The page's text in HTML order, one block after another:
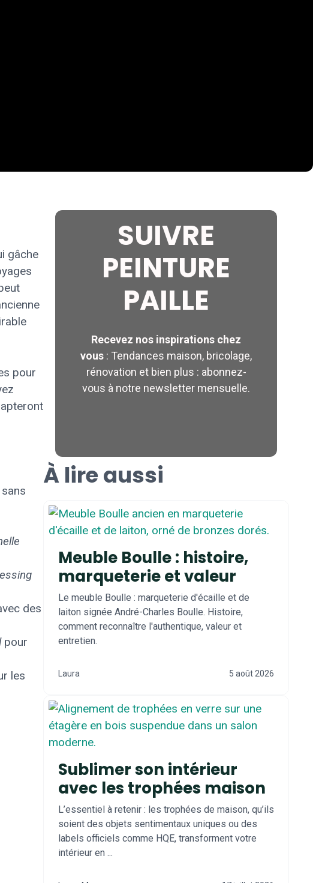
gâche
pour
sans
des
pour
les
SUIVRE
PEINTURE
PAILLE
Recevez nos inspirations chez
vous : Tendances maison, bricolage,
rénovation et bien plus : abonnez-
vous à notre newsletter mensuelle.
À lire aussi
Meuble Boulle : histoire,
marqueterie et valeur
Le meuble Boulle : marqueterie d'écaille et de
laiton signée André-Charles Boulle. Histoire,
comment reconnaître l'authentique, valeur et
entretien.
Laura 5 août 2026
Sublimer son intérieur
avec les trophées maison
L’essentiel à retenir : les trophées de maison, qu’ils
soient des objets sentimentaux uniques ou des
labels officiels comme HQE, transforment votre
intérieur en ...